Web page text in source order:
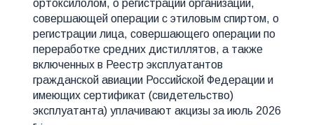
ортоксилолом, о регистрации организации,
совершающей операции с этиловым спиртом, о
регистрации лица, совершающего операции по
переработке средних дистиллятов, а также
включенных в Реестр эксплуатантов
гражданской авиации Российской Федерации и
имеющих сертификат (свидетельство)
эксплуатанта) уплачивают акцизы за июль 2026